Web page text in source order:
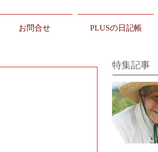
お問合せ PLUSの日記帳
特集記事